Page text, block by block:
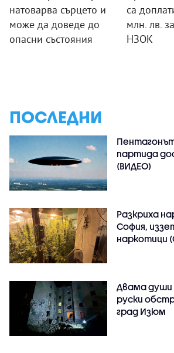
натоварва сърцето и
може да доведе до
опасни състояния
са
млн. лв.
НЗОК
ПОСЛЕДНИ
партида
(ВИДЕО)
Разкриха
София,
наркотици
Двама души
руски
град Изюм